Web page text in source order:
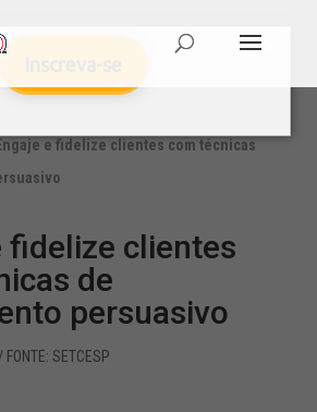
e fidelize clientes com técnicas
fidelize clientes
de
persuasivo
/ FONTE: SETCESP